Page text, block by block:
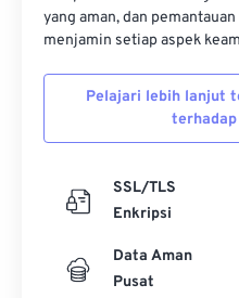
yang aman, dan
menjamin setiap aspek
Pelajari lebih lanjut
SSL/TLS
Enkripsi
Data Aman
Pusat